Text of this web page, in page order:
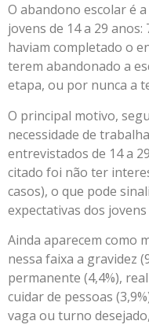
O abandono escolar é
jovens de 14 a 29
haviam completado o
terem abandonado a
etapa, ou por nunca a
O principal motivo,
necessidade de
entrevistados de 14 a
citado foi não ter
casos), o que pode
expectativas dos
Ainda aparecem como
nessa faixa a gravidez
permanente (4,4%),
cuidar de pessoas
vaga ou turno